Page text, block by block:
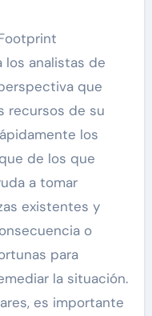
los analistas de
que
recursos de su
los
de los que
a tomar
existentes y
o
para
la situación.
es importante